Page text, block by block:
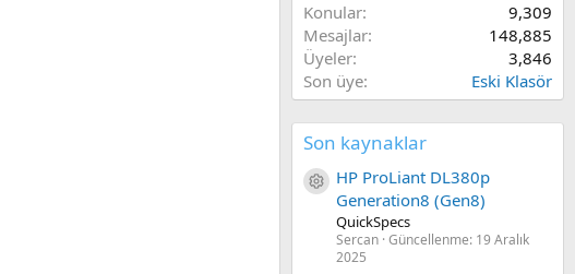
Konular
9,309
Mesajlar
148,885
Üyeler
3,846
Son üye
Eski Klasör
Son kaynaklar
Kaynak ikon/amblem
HP ProLiant DL380p
Generation8 (Gen8)
QuickSpecs
Sercan Güncellenme: 19 Aralık
2025